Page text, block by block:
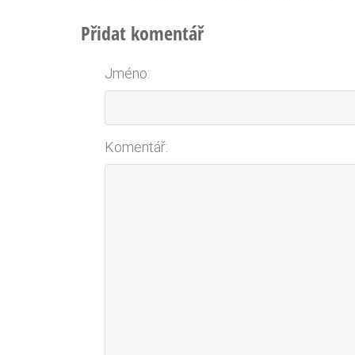
Přidat komentář
Jméno:
Komentář: